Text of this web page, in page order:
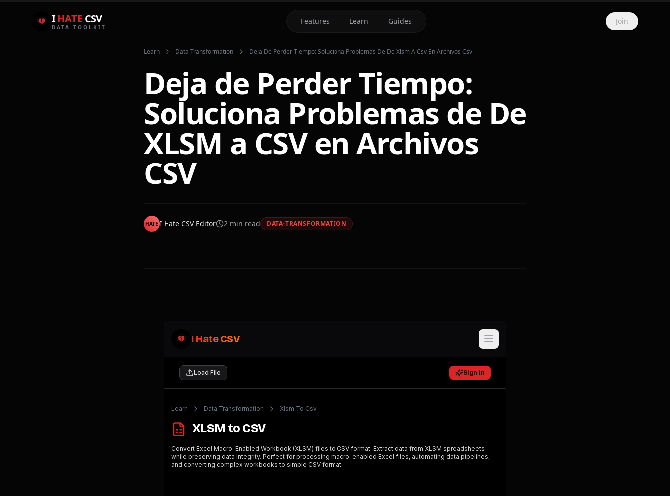
IHATE CSV
DATA TOOLKIT
Features Learn Guides Join
Learn Data Transformation Deja De Perder Tiempo: Soluciona Problemas De De Xlsm A Csv En Archivos Csv
Deja de Perder Tiempo:
Soluciona Problemas de De
XLSM a CSV en Archivos
CSV
HATE I Hate CSV Editor 2 min read DATA-TRANSFORMATION